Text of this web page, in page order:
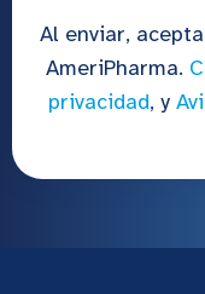
Al enviar,
AmeriPharma.
privacidad, y